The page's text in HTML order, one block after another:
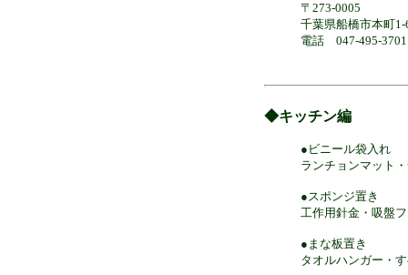
〒273-0005
千葉県船橋市本町
電話 047-495-3701
◆キッチン編
●ビニール袋入れ
ランチョンマット
●スポンジ置き
工作用針金・吸盤
●まな板置き
タオルハンガー・